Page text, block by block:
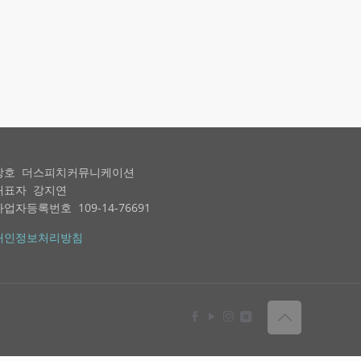
호 더스피치커뮤니케이션
표자 강지연
업자등록번호 109-14-76691
인정보처리방침